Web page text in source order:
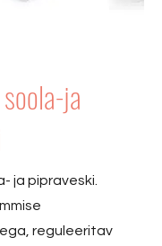
ja
ja pipraveski.
reguleeritav